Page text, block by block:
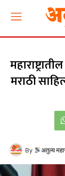
मराठी
By अतुल्य